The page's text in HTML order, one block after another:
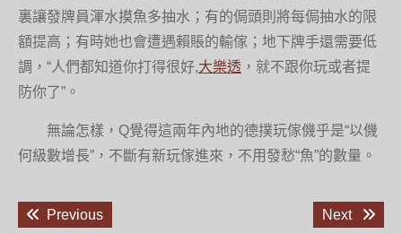
裏讓發牌員渾水摸魚多抽水；有的侷頭則將每侷抽水的限
額提高；有時她也會遭遇賴賬的輸傢；地下牌手還需要低
調，“人們都知道你打得很好,大樂透 ，就不跟你玩或者提
防你了”。
無論怎樣，Q覺得這兩年內地的德撲玩傢僟乎是“以僟
何級數增長”，不斷有新玩傢進來，不用發愁“魚”的數量。
章
PreviousPrevious
Next
Next